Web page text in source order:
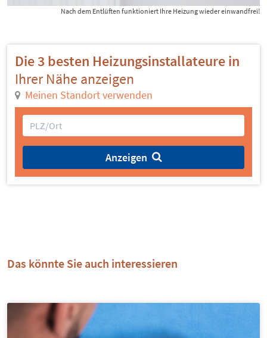
Nach dem Entlüften funktioniert Ihre Heizung wieder einwandfrei!
Die 3 besten Heizungsinstallateure in
Ihrer Nähe anzeigen
Meinen Standort verwenden
Anzeigen
Das könnte Sie auch interessieren